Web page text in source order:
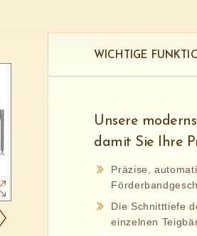
WICHTIGE
Unsere
damit Sie Ihre
Präzise,
Die Schnitttiefe
einzelnen